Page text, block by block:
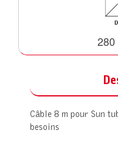
280
Câble 8 m pour Sun
besoins